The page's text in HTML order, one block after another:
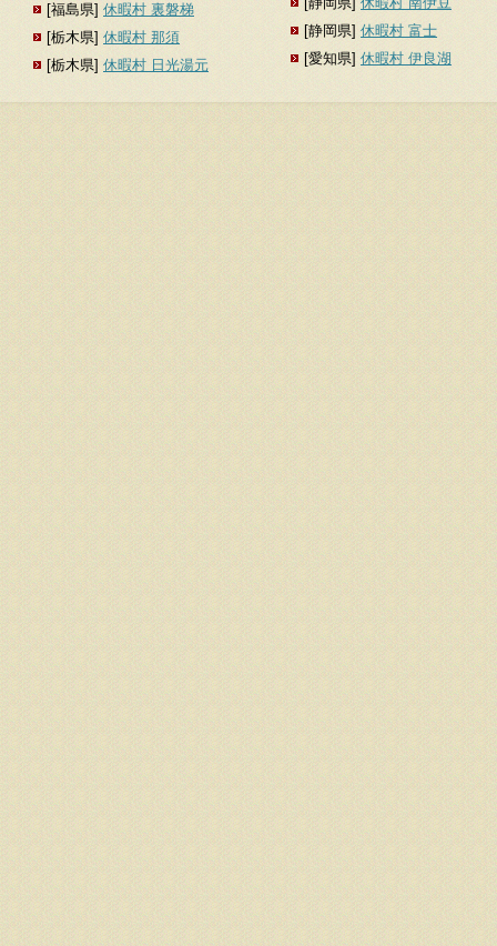
[福島県] 休暇村 裏磐梯
[栃木県] 休暇村 那須
[栃木県] 休暇村 日光湯元
[静岡県] 休暇村 富士
[愛知県] 休暇村 伊良湖